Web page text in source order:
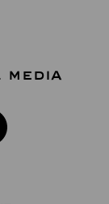
MEDIA